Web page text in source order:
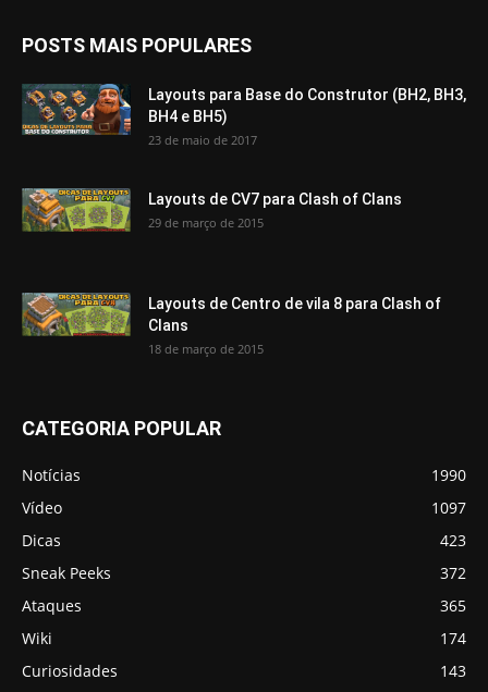
POSTS MAIS POPULARES
Layouts para Base do Construtor (BH2, BH3,
BH4 e BH5)
23 de maio de 2017
Layouts de CV7 para Clash of Clans
29 de março de 2015
Layouts de Centro de vila 8 para Clash of
Clans
18 de março de 2015
CATEGORIA POPULAR
Notícias
1990
Vídeo
1097
Dicas
423
Sneak Peeks
372
Ataques
365
Wiki
174
Curiosidades
143